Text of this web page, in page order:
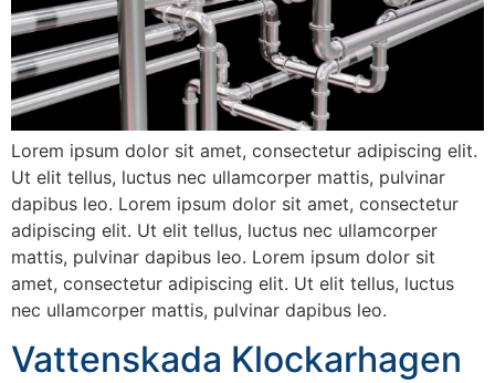
Lorem ipsum dolor sit amet, consectetur adipiscing elit.
Ut elit tellus, luctus nec ullamcorper mattis, pulvinar
dapibus leo. Lorem ipsum dolor sit amet, consectetur
adipiscing elit. Ut elit tellus, luctus nec ullamcorper
mattis, pulvinar dapibus leo. Lorem ipsum dolor sit
amet, consectetur adipiscing elit. Ut elit tellus, luctus
nec ullamcorper mattis, pulvinar dapibus leo.
Vattenskada Klockarhagen